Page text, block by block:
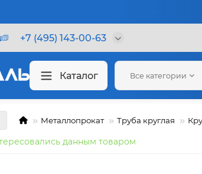
+7 (495) 143-00-63
Каталог Все категории
Металлопрокат Труба круглая
данным товаром